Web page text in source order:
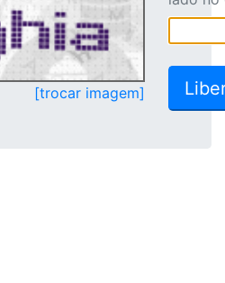
[trocar imagem]